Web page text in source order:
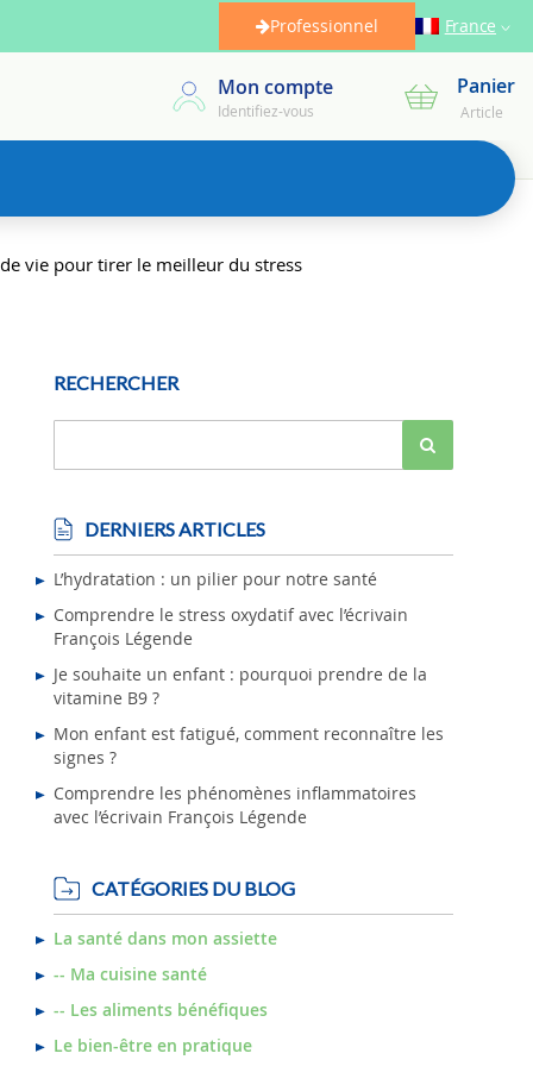
Professionnel France
Mon compte
Identifiez-vous Mon panier
Panier
Article
vie pour tirer le meilleur du stress
RECHERCHER
DERNIERS ARTICLES
L’hydratation : un pilier pour notre santé
Comprendre le stress oxydatif avec l’écrivain
François Légende
Je souhaite un enfant : pourquoi prendre de la
vitamine B9 ?
Mon enfant est fatigué, comment reconnaître les
signes ?
Comprendre les phénomènes inflammatoires
avec l’écrivain François Légende
CATÉGORIES DU BLOG
La santé dans mon assiette
-- Ma cuisine santé
-- Les aliments bénéfiques
Le bien-être en pratique